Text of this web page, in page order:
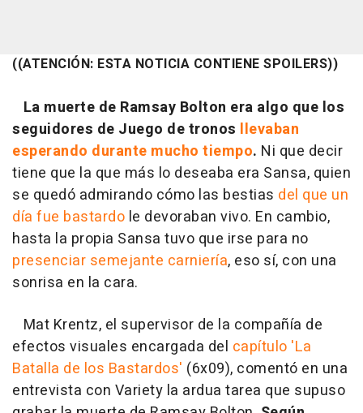
((ATENCIÓN: ESTA NOTICIA CONTIENE SPOILERS))
La muerte de Ramsay Bolton era algo que los
seguidores de Juego de tronos llevaban
esperando durante mucho tiempo. Ni que decir
tiene que la que más lo deseaba era Sansa, quien
se quedó admirando cómo las bestias del que un
día fue bastardo le devoraban vivo. En cambio,
hasta la propia Sansa tuvo que irse para no
presenciar semejante carniería, eso sí, con una
sonrisa en la cara.
Mat Krentz, el supervisor de la compañía de
efectos visuales encargada del capítulo 'La
Batalla de los Bastardos' (6x09), comentó en una
entrevista con Variety la ardua tarea que supuso